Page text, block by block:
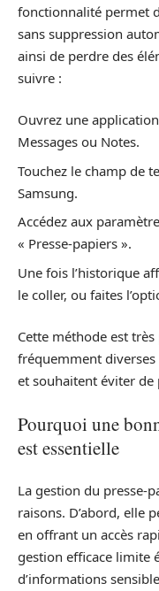
fonctionnalité permet
sans suppression
ainsi de perdre des
suivre :
Ouvrez une
Messages ou Notes.
Touchez le champ de
Samsung.
Accédez aux
« Presse-papiers ».
Une fois l’historique
le coller, ou faites
Cette méthode est
fréquemment
et souhaitent éviter de
Pourquoi une
est essentielle
La gestion du presse-
raisons. D’abord, elle
en offrant un accès
gestion efficace limite
d’informations